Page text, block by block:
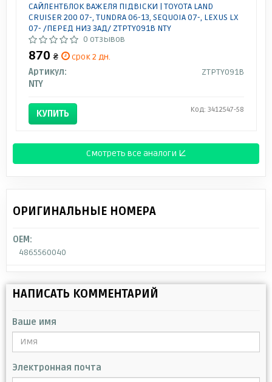
САЙЛЕНТБЛОК ВАЖЕЛЯ ПІДВІСКИ | TOYOTA LAND
CRUISER 200 07-, TUNDRA 06-13, SEQUOIA 07-, LEXUS LX
07- /ПЕРЕД НИЗ ЗАД/ ZTPTY091B NTY
0 отзывов
870 ₴
срок 2 дн.
Артикул:
ZTPTY091B
NTY
КУПИТЬ Код: 3412547-58
Смотреть все аналоги ↓
ОРИГИНАЛЬНЫЕ НОМЕРА
OEM:
4865560040
НАПИСАТЬ КОММЕНТАРИЙ
Ваше имя
Электронная почта